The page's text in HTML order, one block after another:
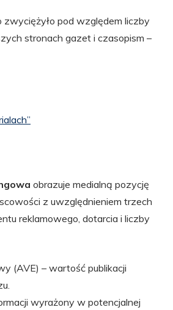
zwyciężyło pod względem liczby
stronach gazet i czasopism –
obrazuje medialną pozycję
z uwzględnieniem trzech
reklamowego, dotarcia i liczby
(AVE) – wartość publikacji
wyrażony w potencjalnej